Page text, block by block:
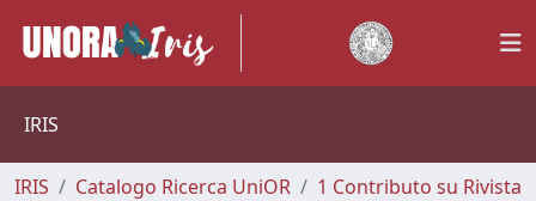
IRIS
IRIS Catalogo Ricerca UniOR
1 Contributo su Rivista